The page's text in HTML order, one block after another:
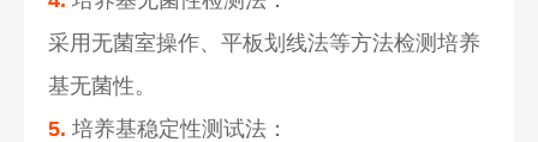
采用无菌室操作、平板划线法等方法检测培养
基无菌性。
5. 培养基稳定性测试法：